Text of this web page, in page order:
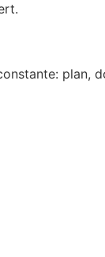
plan,